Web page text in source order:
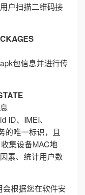
户扫描二维码接
包信息并进行传
ID、IMEI、
的唯一标识，且
集设备MAC地
素、统计用户数
根据您在软件安